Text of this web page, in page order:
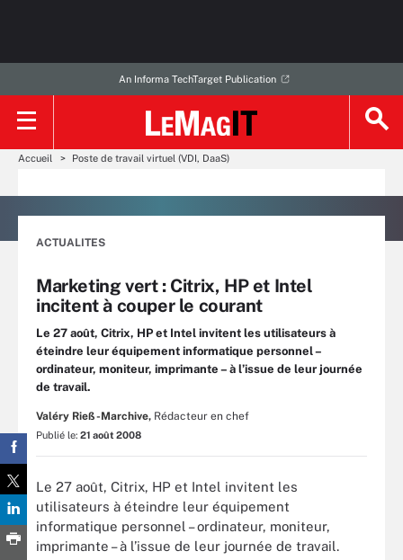
An Informa TechTarget Publication
Accueil Poste de travail virtuel (VDI, DaaS)
ACTUALITES
Marketing vert : Citrix, HP et Intel
incitent à couper le courant
Le 27 août, Citrix, HP et Intel invitent les utilisateurs à
éteindre leur équipement informatique personnel –
ordinateur, moniteur, imprimante – à l’issue de leur journée
de travail.
Valéry Rieß-Marchive, Rédacteur en chef
Publié le: 21 août 2008
Le 27 août, Citrix, HP et Intel invitent les
utilisateurs à éteindre leur équipement
informatique personnel – ordinateur, moniteur,
imprimante – à l’issue de leur journée de travail.